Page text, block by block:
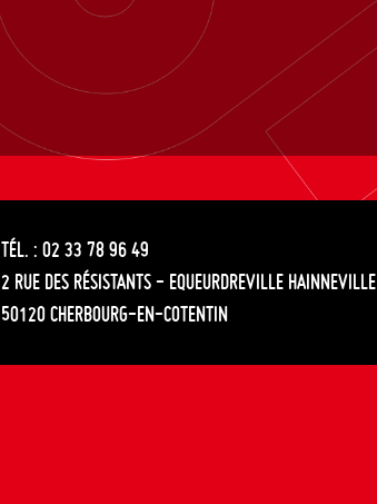
TÉL. : 02 33 78 96 49
2 RUE DES RÉSISTANTS - EQUEURDREVILLE HAINNEVILLE
50120 CHERBOURG-EN-COTENTIN